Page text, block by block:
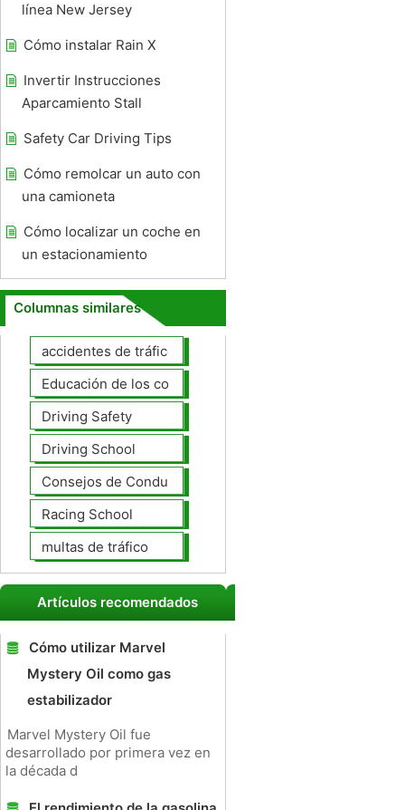
línea New Jersey
Cómo instalar Rain X
Invertir Instrucciones
Aparcamiento Stall
Safety Car Driving Tips
Cómo remolcar un auto con
una camioneta
Cómo localizar un coche en
un estacionamiento
Columnas similares
accidentes de tráfico
Educación de los conductores
Driving Safety
Driving School
Consejos de Conducción
Racing School
multas de tráfico
Artículos recomendados
Cómo utilizar Marvel
Mystery Oil como gas
estabilizador
Marvel Mystery Oil fue
desarrollado por primera vez en
la década d